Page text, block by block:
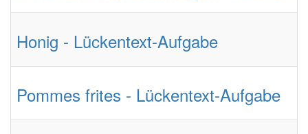
Honig - Lückentext-Aufgabe
Pommes frites - Lückentext-Aufgabe